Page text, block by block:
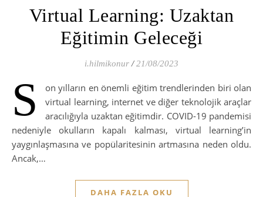
Virtual Learning: Uzaktan
Eğitimin Geleceği
i.hilmikonur / 21/08/2023
S
on yılların en önemli eğitim trendlerinden biri olan
virtual learning, internet ve diğer teknolojik araçlar
aracılığıyla uzaktan eğitimdir. COVID-19 pandemisi
nedeniyle okulların kapalı kalması, virtual learning’in
yaygınlaşmasına ve popülaritesinin artmasına neden oldu.
Ancak,…
DAHA FAZLA OKU